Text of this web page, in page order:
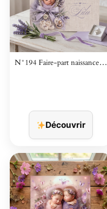
N°194 Faire-part naissance…
Découvrir